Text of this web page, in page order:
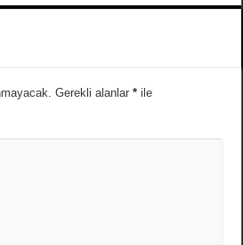
Gerekli alanlar* ile